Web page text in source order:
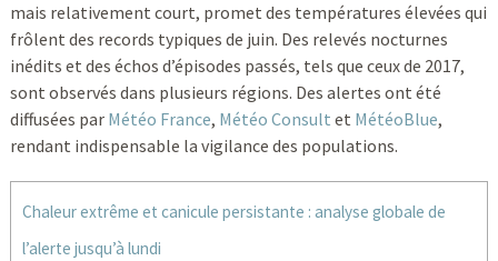
mais relativement court, promet des températures élevées qui
frôlent des records typiques de juin. Des relevés nocturnes
inédits et des échos d’épisodes passés, tels que ceux de 2017,
sont observés dans plusieurs régions. Des alertes ont été
diffusées par Météo France, Météo Consult et MétéoBlue,
rendant indispensable la vigilance des populations.
Chaleur extrême et canicule persistante : analyse globale de
l’alerte jusqu’à lundi